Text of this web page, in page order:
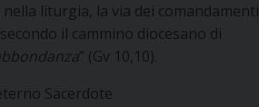
liturgia, la via dei comandamenti
il cammino diocesano di
” (Gv 10,10).
Sacerdote